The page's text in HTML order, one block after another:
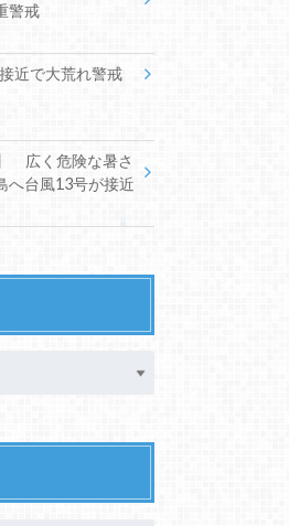
警戒
近で大荒れ警戒
広く危険な暑さ
へ台風13号が接近